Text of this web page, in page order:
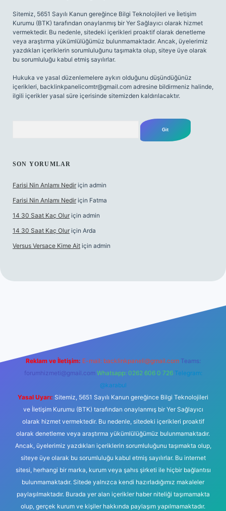
Sitemiz, 5651 Sayılı Kanun gereğince Bilgi Teknolojileri ve İletişim
Kurumu (BTK) tarafından onaylanmış bir Yer Sağlayıcı olarak hizmet
vermektedir. Bu nedenle, sitedeki içerikleri proaktif olarak denetleme
veya araştırma yükümlülüğümüz bulunmamaktadır. Ancak, üyelerimiz
yazdıkları içeriklerin sorumluluğunu taşımakta olup, siteye üye olarak
bu sorumluluğu kabul etmiş sayılırlar.
Hukuka ve yasal düzenlemelere aykırı olduğunu düşündüğünüz
içerikleri, backlinkpanelicomtr@gmail.com adresine bildirmeniz halinde,
ilgili içerikler yasal süre içerisinde sitemizden kaldırılacaktır.
SON YORUMLAR
Farisi Nin Anlamı Nedir için admin
Farisi Nin Anlamı Nedir için Fatma
14 30 Saat Kaç Olur için admin
14 30 Saat Kaç Olur için Arda
Versus Versace Kime Ait için admin
Reklam ve İletişim: E-mail: backlinkpaneli@gmail.com Teams:
forumhizmeti@gmail.com Whatsapp: 0262 606 0 726 Telegram:
@karabul
Yasal Uyarı: Sitemiz, 5651 Sayılı Kanun gereğince Bilgi Teknolojileri
ve İletişim Kurumu (BTK) tarafından onaylanmış bir Yer Sağlayıcı
olarak hizmet vermektedir. Bu nedenle, sitedeki içerikleri proaktif
olarak denetleme veya araştırma yükümlülüğümüz bulunmamaktadır.
Ancak, üyelerimiz yazdıkları içeriklerin sorumluluğunu taşımakta olup,
siteye üye olarak bu sorumluluğu kabul etmiş sayılırlar. Bu internet
sitesi, herhangi bir marka, kurum veya şahıs şirketi ile hiçbir bağlantısı
bulunmamaktadır. Sitede yalnızca kendi hazırladığımız makaleler
paylaşılmaktadır. Burada yer alan içerikler haber niteliği taşımamakta
olup, gerçek kurum ve kişiler hakkında paylaşım yapılmamaktadır.